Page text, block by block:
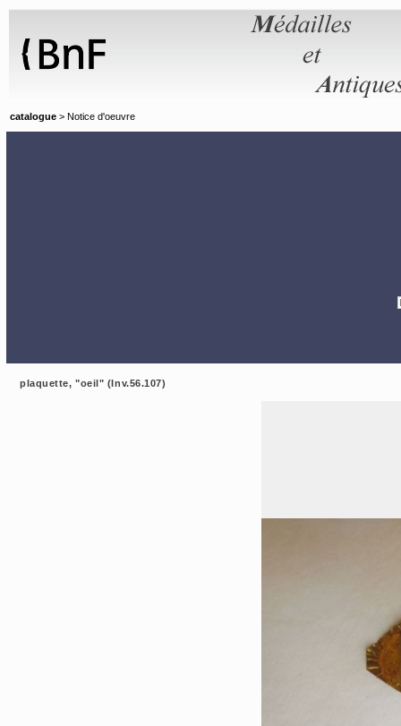
catalogue > Notice d'oeuvre
plaquette, "oeil" (Inv.56.107)